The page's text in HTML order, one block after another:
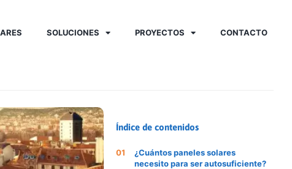
SOLUCIONES PROYECTOS CONTACTO
Índice de contenidos
¿Cuántos paneles solares
necesito para ser autosuficiente?